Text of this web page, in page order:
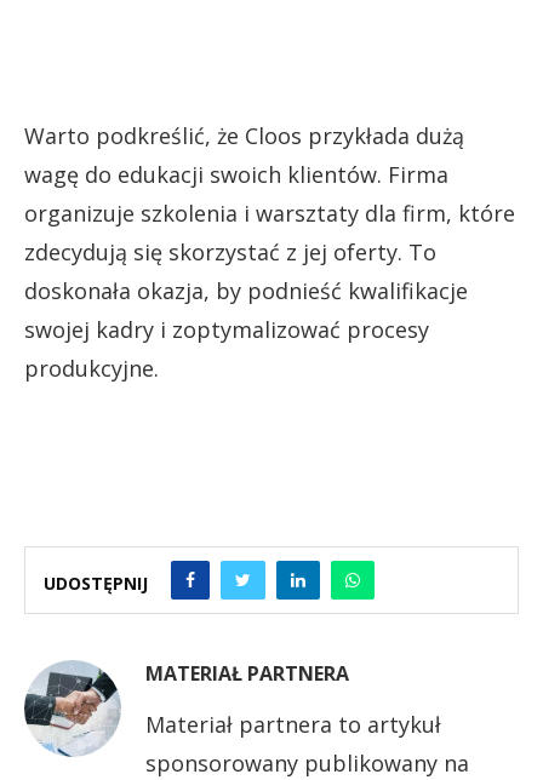
Warto podkreślić, że Cloos przykłada dużą
wagę do edukacji swoich klientów. Firma
organizuje szkolenia i warsztaty dla firm, które
zdecydują się skorzystać z jej oferty. To
doskonała okazja, by podnieść kwalifikacje
swojej kadry i zoptymalizować procesy
produkcyjne.
UDOSTĘPNIJ
MATERIAŁ PARTNERA
Materiał partnera to artykuł
sponsorowany publikowany na